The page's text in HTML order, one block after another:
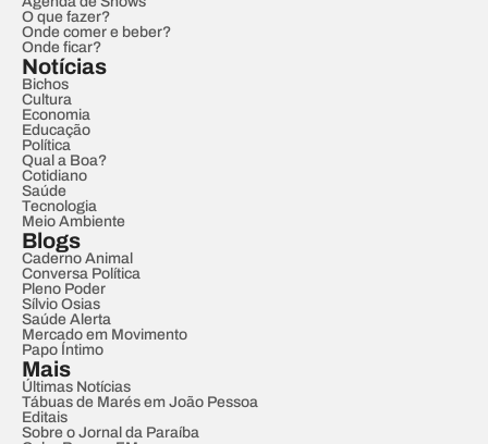
O que fazer?
Onde comer e beber?
Onde ficar?
Notícias
Bichos
Cultura
Economia
Educação
Política
Qual a Boa?
Cotidiano
Saúde
Tecnologia
Meio Ambiente
Blogs
Caderno Animal
Conversa Política
Pleno Poder
Sílvio Osias
Saúde Alerta
Mercado em Movimento
Papo Íntimo
Mais
Últimas Notícias
Tábuas de Marés em João Pessoa
Editais
Sobre o Jornal da Paraíba